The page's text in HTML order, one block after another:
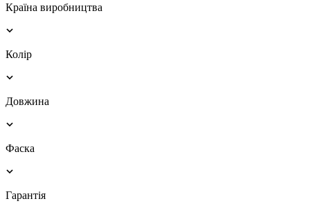
Країна виробництва
Колір
Довжина
Фаска
Гарантія